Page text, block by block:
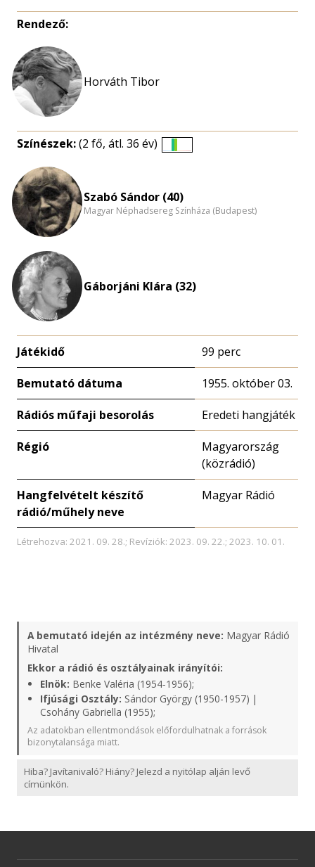
Rendező:
Színészek:(2 fő, átl. 36 év)
nagyítása
Szabó Sándor (40)
Magyar Néphadsereg Színháza (Budapest)
Gáborjáni Klára (32)
Játékidő 99 perc
Bemutató dátuma 1955. október 03.
Rádiós műfaji besorolás Eredeti hangjáték
Régió
Magyarország
(közrádió)
Hangfelvételt készítő
rádió/műhely neve
Magyar Rádió
Létrehozva: 2021. 09. 28.; Revíziók: 2023. 09. 22.; 2023. 10. 01.
A bemutató idején az intézmény neve: Magyar Rádió
Hivatal
Ekkor a rádió és osztályainak irányítói:
Elnök: Benke Valéria (1954-1956);
Ifjúsági Osztály: Sándor György (1950-1957) |
Csohány Gabriella (1955);
Az adatokban ellentmondások előfordulhatnak a források
bizonytalansága miatt.
Hiba? Javítanivaló? Hiány? Jelezd a nyitólap alján levő
címünkön.